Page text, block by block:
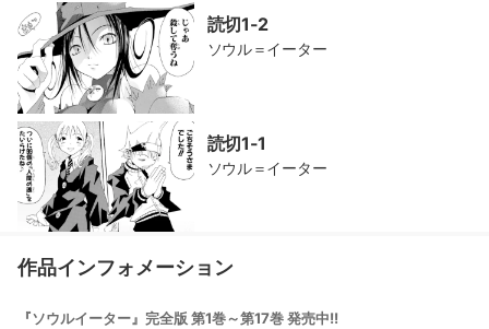
読切1-2
ソウル＝イーター
読切1-1
ソウル＝イーター
作品インフォメーション
『ソウルイーター』完全版 第1巻～第17巻 発売中!!